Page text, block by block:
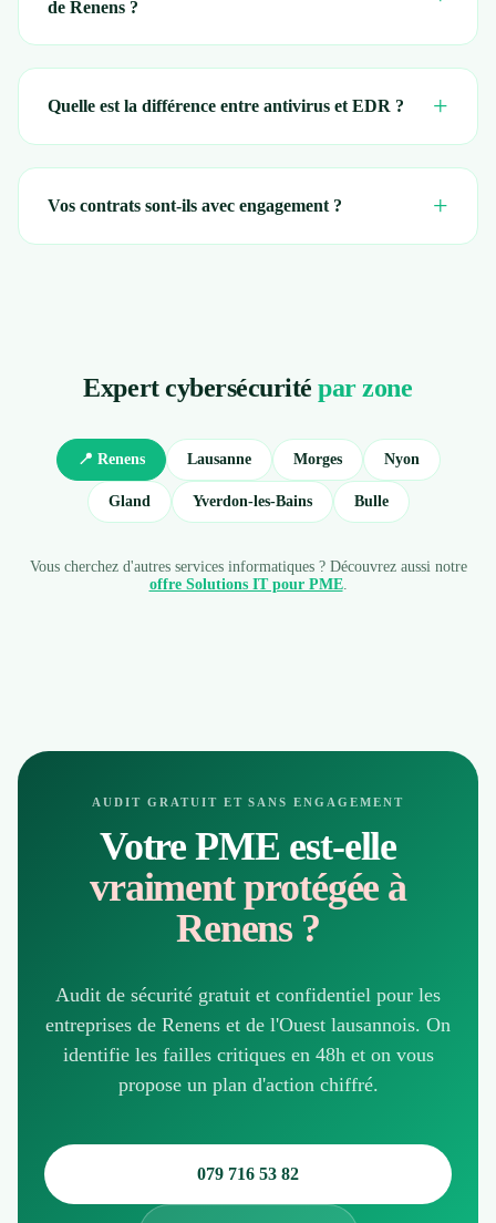
de Renens ?
Quelle est la différence entre antivirus et EDR ? +
Vos contrats sont-ils avec engagement ? +
Expert cybersécuritépar zone
📍 Renens Lausanne Morges Nyon
Gland Yverdon-les-Bains Bulle
Vous cherchez d'autres services informatiques ? Découvrez aussi notre
offre Solutions IT pour PME.
AUDIT GRATUIT ET SANS ENGAGEMENT
Votre PME est-elle
vraiment protégée à
Renens ?
Audit de sécurité gratuit et confidentiel pour les
entreprises de Renens et de l'Ouest lausannois. On
identifie les failles critiques en 48h et on vous
propose un plan d'action chiffré.
079 716 53 82